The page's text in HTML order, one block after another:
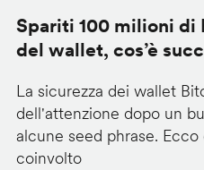
Spariti 100 milioni di
del wallet, cos’è
La sicurezza dei wallet
dell'attenzione dopo un
alcune seed phrase.
coinvolto